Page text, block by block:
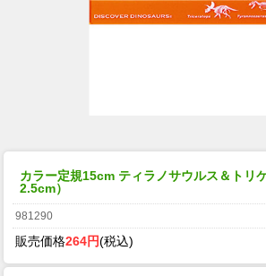
カラー定規15cm ティラノサウルス＆トリ
2.5cm）
981290
販売価格264円(税込)